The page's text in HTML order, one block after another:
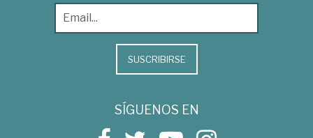
SUSCRIBIRSE
SÍGUENOS EN